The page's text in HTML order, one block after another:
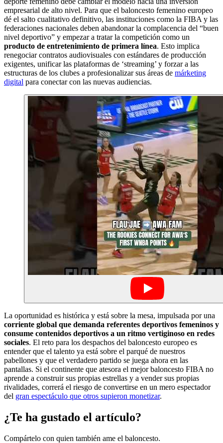
empresarial de alto nivel. Para que el baloncesto femenino europeo
dé el salto cualitativo definitivo, las instituciones como la FIBA y las
federaciones nacionales deben abandonar la complacencia del “buen
nivel deportivo” y empezar a tratar la competición como un
producto de entretenimiento de primera línea. Esto implica
renegociar contratos audiovisuales con estándares de producción
exigentes, unificar las plataformas de ‘streaming’ y forzar a las
estructuras de los clubes a profesionalizar sus áreas de márketing
digital para conectar con las nuevas audiencias.
La oportunidad es histórica y está sobre la mesa, impulsada por una
corriente global que demanda referentes deportivos femeninos y
consume contenidos deportivos a un ritmo vertiginoso en redes
sociales. El reto para los despachos del baloncesto europeo es
entender que el talento ya está sobre el parqué de nuestros
pabellones y que el verdadero partido se juega ahora en las
pantallas. Si el continente que atesora el mejor baloncesto FIBA no
aprende a construir sus propias estrellas y a vender sus propias
rivalidades, correrá el riesgo de convertirse en un mero espectador
del gran espectáculo que otros supieron monetizar.
¿Te ha gustado el artículo?
Compártelo con quien también ame el baloncesto.